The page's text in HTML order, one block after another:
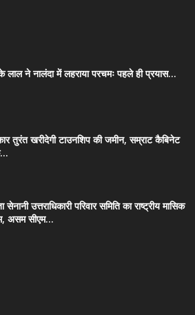
लाल ने नालंदा में लहराया परचमः पहले ही प्रयास...
तुरंत खरीदेगी टाउनशिप की जमीन, सम्राट कैबिनेट
सेनानी उत्तराधिकारी परिवार समिति का राष्ट्रीय मासिक
असम सीएम...